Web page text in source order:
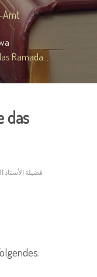
Amt
Ramada...
das
فضيلة